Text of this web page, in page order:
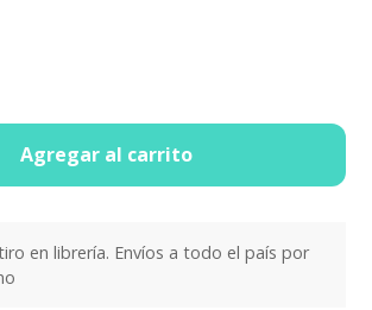
Agregar al carrito
en librería. Envíos a todo el país por